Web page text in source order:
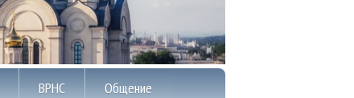
ВРНС Общение